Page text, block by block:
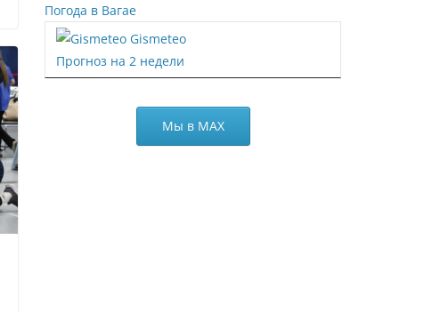
Погода в Вагае
Gismeteo
Прогноз на 2 недели
Мы в МАХ